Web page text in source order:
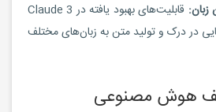
زبان:
قابلیت‌های بهبود یافته در Claude 3
در درک و تولید متن به زبان‌های مختلف
هوش مصنوعی